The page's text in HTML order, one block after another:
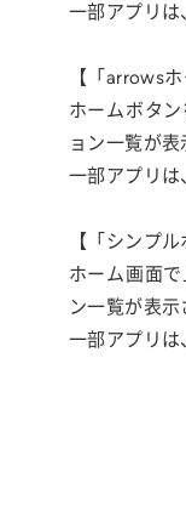
一部アプリは
【「arrows
ホームボタ
ョン一覧が表
一部アプリは
【「シンプ
ホーム画面
ン一覧が表示
一部アプリは